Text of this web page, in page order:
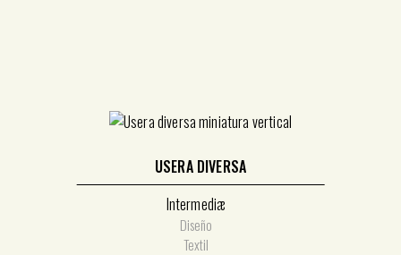
USERA DIVERSA
Intermediæ
Diseño
Textil